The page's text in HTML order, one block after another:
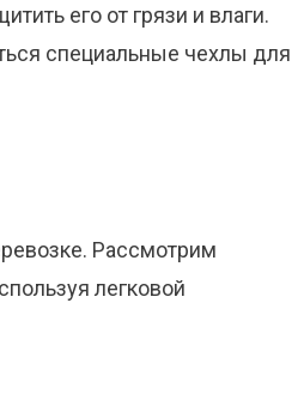
его от грязи и влаги.
специальные чехлы для
Рассмотрим
легковой